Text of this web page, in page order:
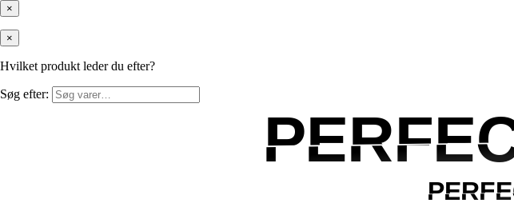
×
×
Hvilket produkt leder du efter?
Søg efter: